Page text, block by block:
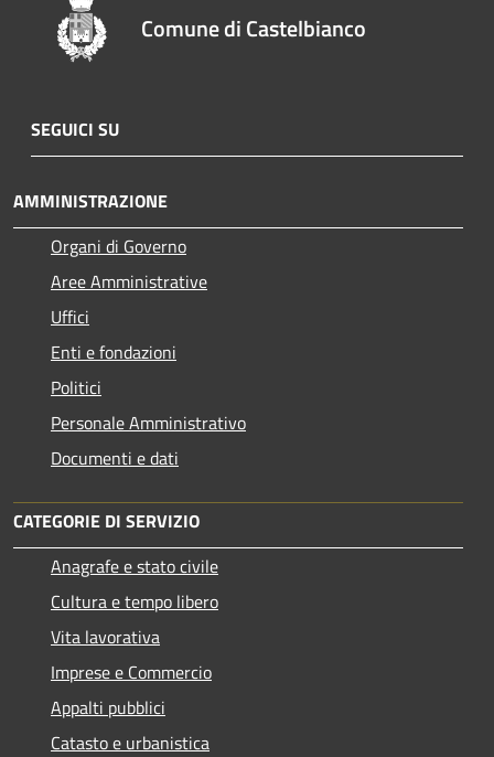
Comune di Castelbianco
SEGUICI SU
AMMINISTRAZIONE
Organi di Governo
Aree Amministrative
Uffici
Enti e fondazioni
Politici
Personale Amministrativo
Documenti e dati
CATEGORIE DI SERVIZIO
Anagrafe e stato civile
Cultura e tempo libero
Vita lavorativa
Imprese e Commercio
Appalti pubblici
Catasto e urbanistica